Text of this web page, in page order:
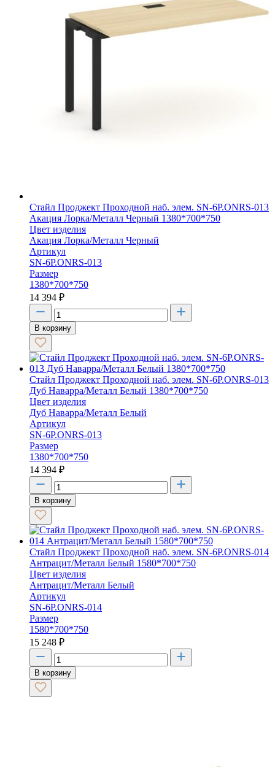
Стайл Проджект Проходной наб. элем. SN-6P.ONRS-013
Акация Лорка/Металл Черный 1380*700*750
Цвет изделия
Акация Лорка/Металл Черный
Артикул
SN-6P.ONRS-013
Размер
1380*700*750
14 394 ₽
В корзину
Стайл Проджект Проходной наб. элем. SN-6P.ONRS-013
Дуб Наварра/Металл Белый 1380*700*750
Цвет изделия
Дуб Наварра/Металл Белый
Артикул
SN-6P.ONRS-013
Размер
1380*700*750
14 394 ₽
В корзину
Стайл Проджект Проходной наб. элем. SN-6P.ONRS-014
Антрацит/Металл Белый 1580*700*750
Цвет изделия
Антрацит/Металл Белый
Артикул
SN-6P.ONRS-014
Размер
1580*700*750
15 248 ₽
В корзину